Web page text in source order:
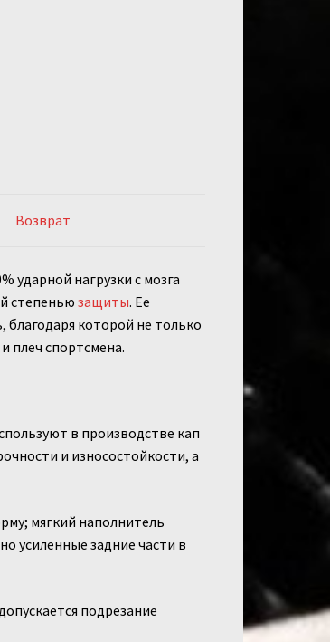
Возврат
ударной нагрузки с мозга
степенью защиты. Ее
которой не только
плеч спортсмена.
в производстве кап
и износостойкости, а
мягкий наполнитель
усиленные задние части в
подрезание